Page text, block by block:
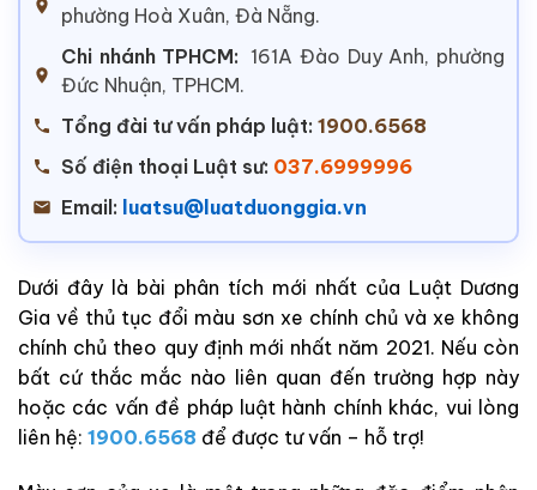
phường Hoà Xuân, Đà Nẵng.
Chi nhánh TPHCM: 161A Đào Duy Anh, phường
Đức Nhuận, TPHCM.
Tổng đài tư vấn pháp luật: 1900.6568
Số điện thoại Luật sư: 037.6999996
Email: luatsu@luatduonggia.vn
Dưới đây là bài phân tích mới nhất của Luật Dương
Gia về thủ tục đổi màu sơn xe chính chủ và xe không
chính chủ theo quy định mới nhất năm 2021. Nếu còn
bất cứ thắc mắc nào liên quan đến trường hợp này
hoặc các vấn đề pháp luật hành chính khác, vui lòng
liên hệ: 1900.6568 để được tư vấn – hỗ trợ!